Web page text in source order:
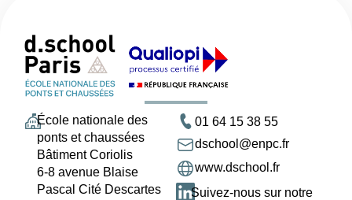
École nationale des
ponts et chaussées
Bâtiment Coriolis
6-8 avenue Blaise
Pascal Cité Descartes
01 64 15 38 55
dschool@enpc.fr
www.dschool.fr
Suivez-nous sur notre